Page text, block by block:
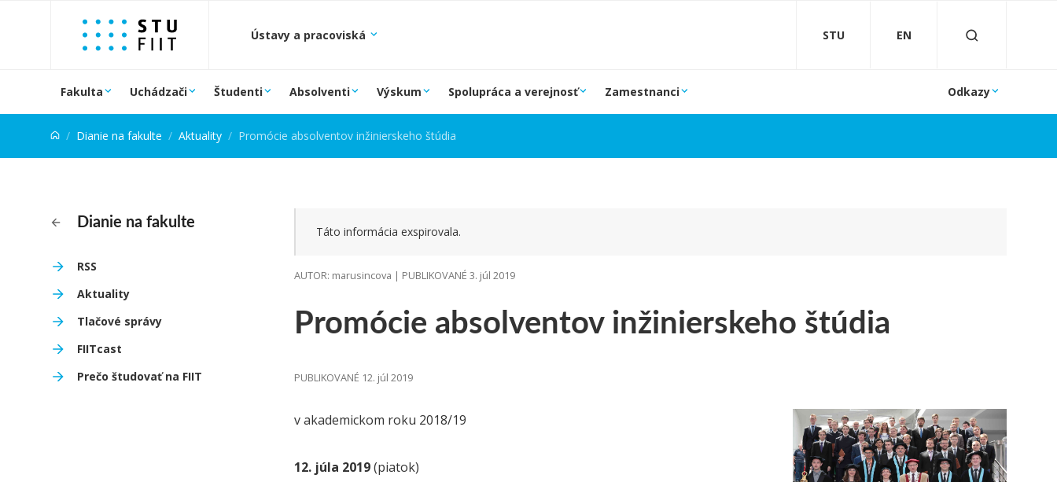
Prejsť na obsah
Ústavy a pracoviská STU EN
Fakulta Uchádzači Študenti Absolventi Výskum Spolupráca a verejnosť Zamestnanci Odkazy
Dianie na fakulte Aktuality Promócie absolventov inžinierskeho štúdia
Dianie na fakulte
RSS
Aktuality
Tlačové správy
FIITcast
Prečo študovať na FIIT
Promócie absolventov inžinierskeho štúdia
Táto informácia exspirovala.
AUTOR: marusincova | PUBLIKOVANÉ 3. júl 2019
PUBLIKOVANÉ 12. júl 2019
v akademickom roku 2018/19
12. júla 2019(piatok)